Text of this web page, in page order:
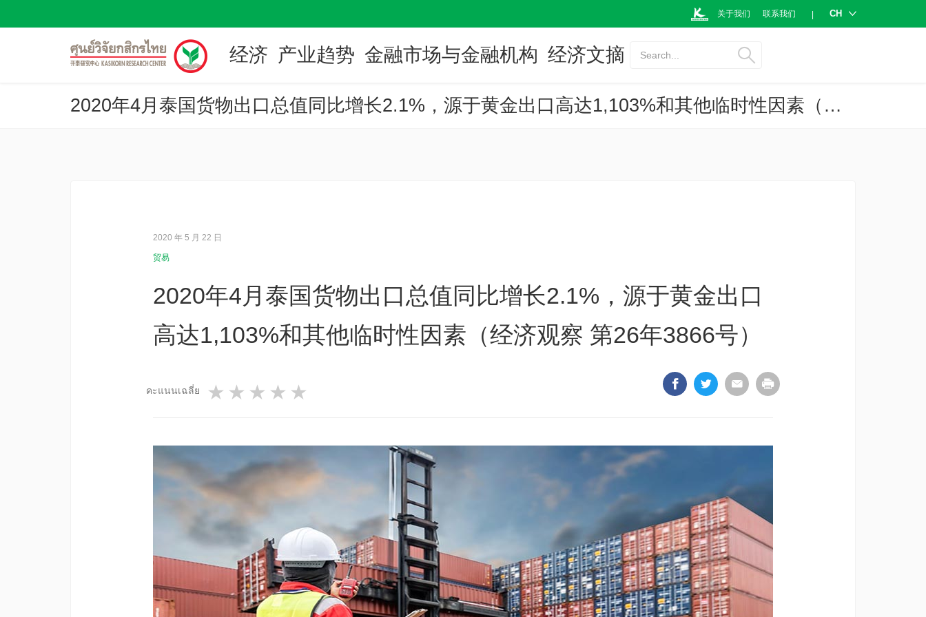
关于我们 联系我们 | CH
经济 产业趋势 金融市场与金融机构 经济文摘 Search...
2020年4月泰国货物出口总值同比增长2.1%，源于黄金出口高达1,103%和其他临时性因素（经济观察 第26年3866号）
2020 年 5 月 22 日
贸易
2020年4月泰国货物出口总值同比增长2.1%，源于黄金出口
高达1,103%和其他临时性因素（经济观察 第26年3866号）
คะแนนเฉลี่ย 4 stars
3 stars
2 stars
1 star